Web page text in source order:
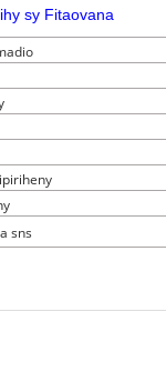
sy Fitaovana
sns